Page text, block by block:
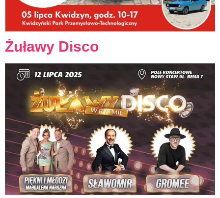
Żuławy Disco